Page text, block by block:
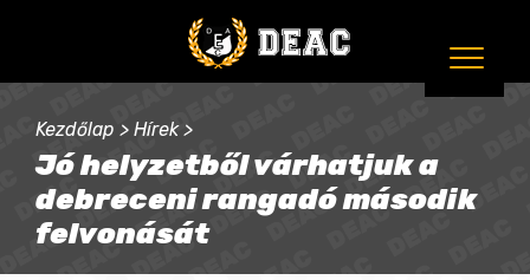
Kezdőlap > Hírek >
Jó helyzetből várhatjuk a
debreceni rangadó második
felvonását